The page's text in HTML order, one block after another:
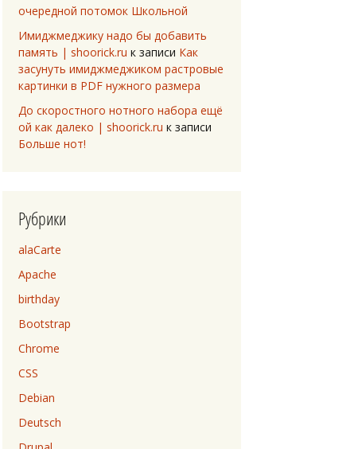
очередной потомок Школьной
Имиджмеджику надо бы добавить
память | shoorick.ru к записи Как
засунуть имиджмеджиком растровые
картинки в PDF нужного размера
До скоростного нотного набора ещё
ой как далеко | shoorick.ru к записи
Больше нот!
Рубрики
alaCarte
Apache
birthday
Bootstrap
Chrome
CSS
Debian
Deutsch